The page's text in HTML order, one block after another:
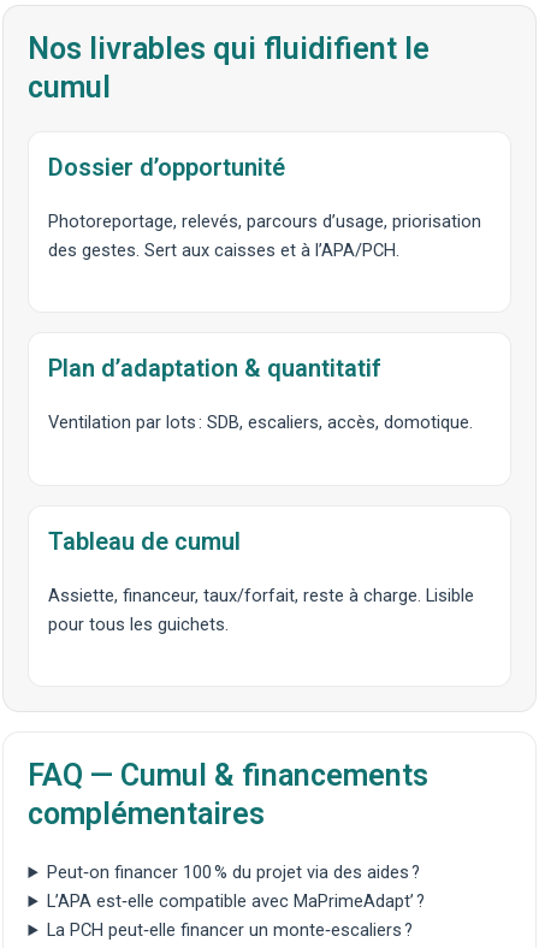
Nos livrables qui fluidifient le
cumul
Dossier d’opportunité
Photoreportage, relevés, parcours d’usage, priorisation
des gestes. Sert aux caisses et à l’APA/PCH.
Plan d’adaptation & quantitatif
Ventilation par lots :SDB,escaliers,accès,domotique.
Tableau de cumul
Assiette, financeur, taux/forfait, reste à charge. Lisible
pour tous les guichets.
FAQ — Cumul & financements
complémentaires
Peut‑on financer 100 % du projet via des aides ?
L’APA est‑elle compatible avec MaPrimeAdapt’ ?
La PCH peut‑elle financer un monte‑escaliers ?